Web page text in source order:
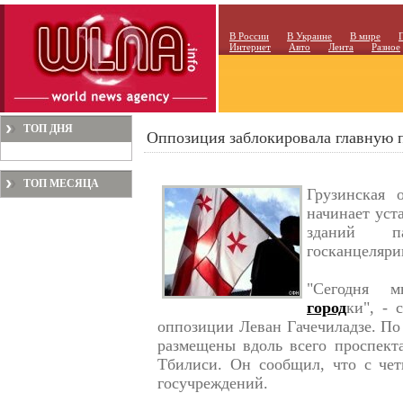
В России В Украине В мире
Интернет
Авто Лента Разное
ТОП ДНЯ
ТОП МЕСЯЦА
Оппозиция заблокировала
Грузинская
начинает
зданий
"Сегодня
городки", -
оппозиции Леван Гачечиладзе.
размещены вдоль всего
Тбилиси. Он сообщил, что с
госучреждений.